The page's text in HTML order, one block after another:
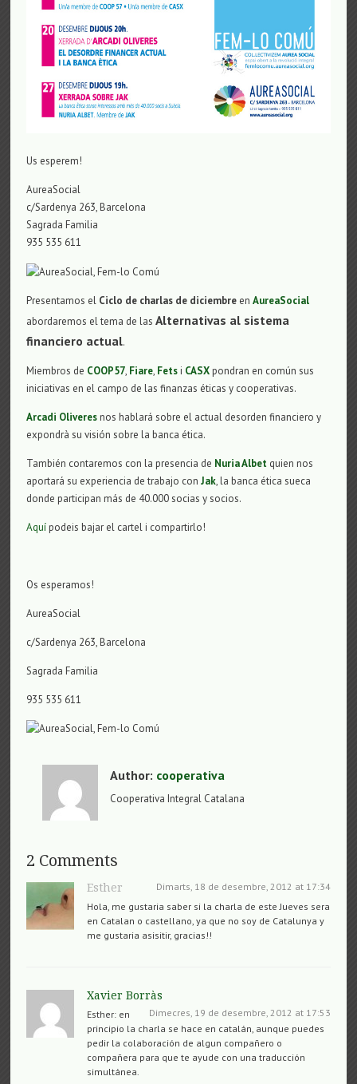
Us esperem!
AureaSocial
c/Sardenya 263, Barcelona
Sagrada Familia
935 535 611
Presentamos el Ciclo de charlas de diciembre enAureaSocial
abordaremos el tema de lasAlternativas al sistema
financiero actual.
Miembros de COOP57, Fiare, Fetsi CASXpondran en común sus
iniciativas en el campo de las finanzas éticas y cooperativas.
Arcadi Oliveresnos hablará sobre el actual desorden financiero y
expondrà su visión sobre la banca ética.
También contaremos con la presencia de Nuria Albet quien nos
aportará su experiencia de trabajo conJak, la banca ética sueca
donde participan más de 40.000 socias y socios.
Aquípodeis bajar el cartel i compartirlo!
Os esperamos!
AureaSocial
c/Sardenya 263, Barcelona
Sagrada Familia
935 535 611
Author: cooperativa
Cooperativa Integral Catalana
2 Comments
Esther
Dimarts, 18 de desembre, 2012 at 17:34
Hola, me gustaria saber si la charla de este Jueves sera
en Catalan o castellano, ya que no soy de Catalunya y
me gustaria asisitir, gracias!!
Xavier Borràs
Dimecres, 19 de desembre, 2012 at 17:53
Esther: en
principio la charla se hace en catalán, aunque puedes
pedir la colaboración de algun compañero o
compañera para que te ayude con una traducción
simultánea.